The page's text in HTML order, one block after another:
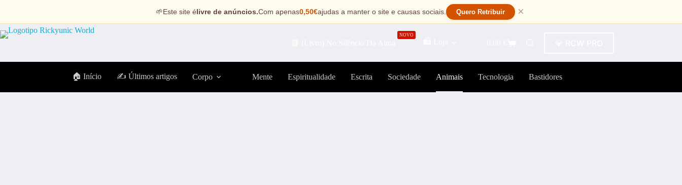
🌱Este site élivre de anúncios.Com apenas0,50€ajudas a manter o site e causas sociais. Quero Retribuir ×
NOVO
🏠 Início ✍️ Últimos artigos Corpo Mente Espiritualidade Escrita Sociedade Animais Tecnologia Bastidores